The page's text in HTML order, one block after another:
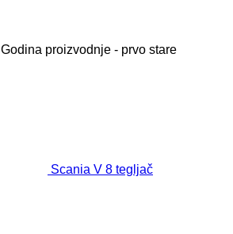
Godina proizvodnje - prvo stare
Scania V 8 tegljač